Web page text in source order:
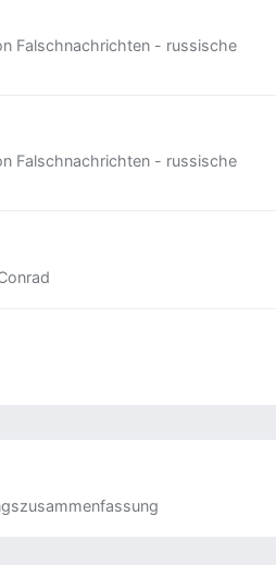
Falschnachrichten - russische
Falschnachrichten - russische